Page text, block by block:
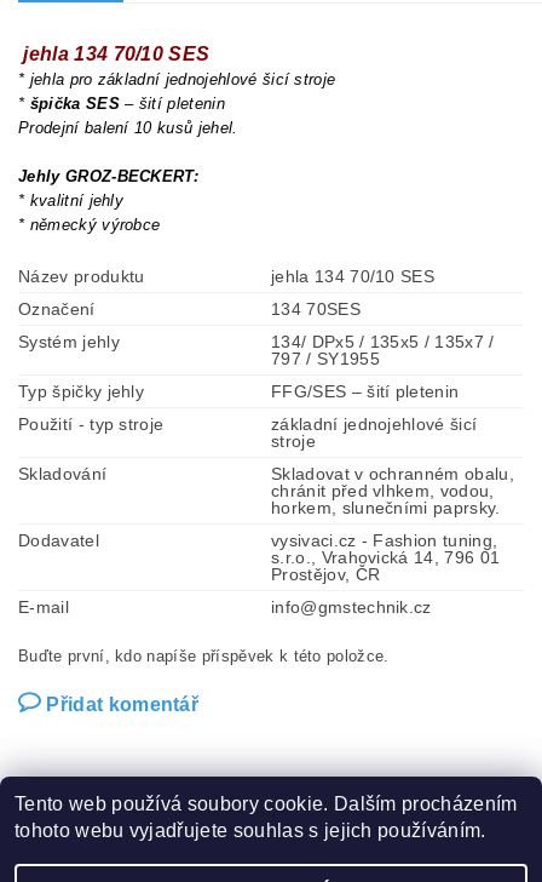
jehla 134 70/10 SES
* jehla pro základní jednojehlové šicí stroje
* špička SES– šití pletenin
Prodejní balení 10 kusů jehel.
Jehly GROZ-BECKERT:
* kvalitní jehly
* německý výrobce
Název produktu
jehla 134 70/10 SES
Označení
134 70SES
Systém jehly
134/ DPx5 / 135x5 / 135x7 /
797 / SY1955
Typ špičky jehly
FFG/SES – šití pletenin
Použití - typ stroje
základní jednojehlové šicí
stroje
Skladování
Skladovat v ochranném obalu,
chránit před vlhkem, vodou,
horkem, slunečními paprsky.
Dodavatel
vysivaci.cz - Fashion tuning,
s.r.o., Vrahovická 14, 796 01
Prostějov, ČR
E-mail
info@gmstechnik.cz
Buďte první, kdo napíše příspěvek k této položce.
Přidat komentář
Zboží.cz | Heureka.cz | Hot-fix.cz | Crystalstyle.cz
Tento web používá soubory cookie. Dalším procházením
tohoto webu vyjadřujete souhlas s jejich používáním.